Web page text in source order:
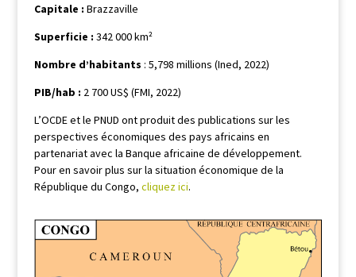
Capitale : Brazzaville
Superficie : 342 000 km²
Nombre d’habitants : 5,798 millions (Ined, 2022)
PIB/hab : 2 700 US$ (FMI, 2022)
L’OCDE et le PNUD ont produit des publications sur les
perspectives économiques des pays africains en
partenariat avec la Banque africaine de développement.
Pour en savoir plus sur la situation économique de la
République du Congo, cliquez ici.